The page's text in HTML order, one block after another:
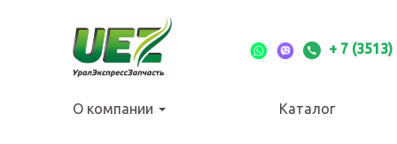
содержанию
+ 7
О компании Каталог